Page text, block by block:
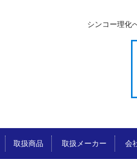
シンコー理化
取扱商品 取扱メーカー 会